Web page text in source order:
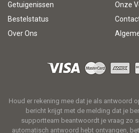
Getuigenissen
Onze
Bestelstatus
Over Ons
Houd er rekening mee dat je als antwoord
bericht krijgt met de melding dat je
supportteam beantwoordt je vraag zo
automatisch antwoord hebt ontvangen,